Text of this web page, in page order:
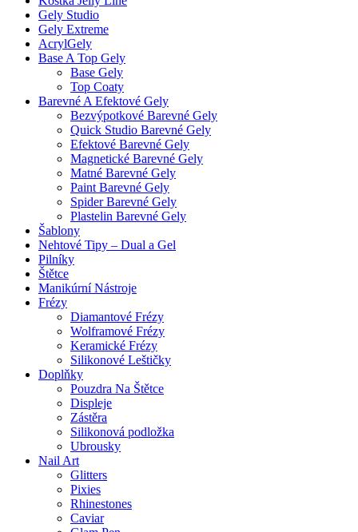
Gely Studio
Gely Extreme
AcrylGely
Base A Top Gely
Base Gely
Top Coaty
Barevné A Efektové Gely
Bezvýpotkové Barevné Gely
Quick Studio Barevné Gely
Efektové Barevné Gely
Magnetické Barevné Gely
Matné Barevné Gely
Paint Barevné Gely
Spider Barevné Gely
Plastelin Barevné Gely
Šablony
Nehtové Tipy – Dual a Gel
Pilníky
Štětce
Manikúrní Nástroje
Frézy
Diamantové Frézy
Wolframové Frézy
Keramické Frézy
Silikonové Leštičky
Doplňky
Pouzdra Na Štětce
Displeje
Zástěra
Silikonová podložka
Ubrousky
Nail Art
Glitters
Pixies
Rhinestones
Caviar